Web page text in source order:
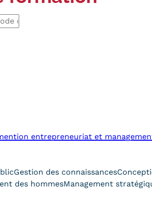
entrepreneuriat et
Gestion des connaissances
des hommesManagement